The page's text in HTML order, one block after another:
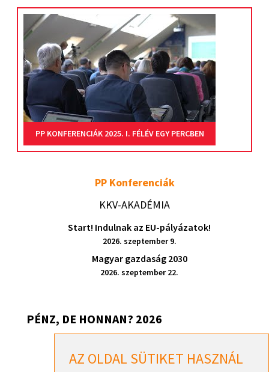
AZ OLDAL SÜTIKET HASZNÁL
PP KONFERENCIÁK 2025. I. FÉLÉV EGY PERCBEN
PP Konferenciák
KKV-AKADÉMIA
Start! Indulnak az EU-pályázatok!
2026. szeptember 9.
Magyar gazdaság 2030
2026. szeptember 22.
PÉNZ, DE HONNAN? 2026
2026. szeptember 17.